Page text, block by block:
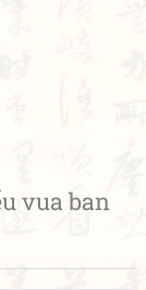
vua ban